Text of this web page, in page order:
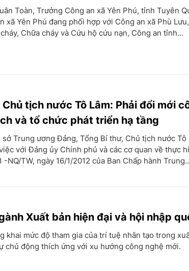
Toàn, Trưởng Công an xã Yên Phú, tỉnh Tuyên
xã Yên Phú đang phối hợp với Công an xã Phù
Chữa cháy và Cứu hộ cứu nạn, Công an tỉnh...
tịch nước Tô Lâm: Phải đổi mới
và tổ chức phát triển hạ tầng
sở Trung ương Đảng, Tổng Bí thư, Chủ tịch nước Tô
với Đảng ủy Chính phủ và các cơ quan về thực
NQ/TW, ngày 16/1/2012 của Ban Chấp hành
Xuất bản hiện đại và hội nhập
khai mức độ tham gia của trí tuệ nhân tạo trong
chủ động thích ứng với xu hướng công nghệ mới.